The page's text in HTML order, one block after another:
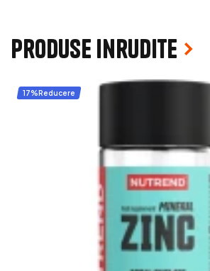
Produse inrudite
17%Reducere